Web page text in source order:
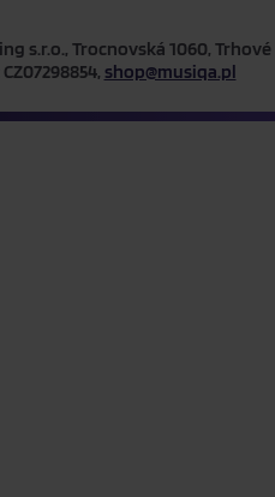
s.r.o., Trocnovská 1060, Trhové
shop@musiqa.pl